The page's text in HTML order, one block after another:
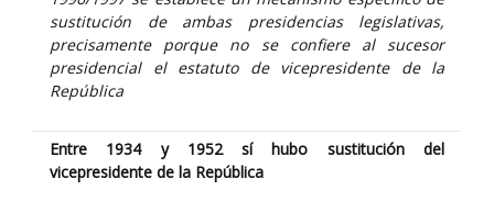
sustitución de ambas presidencias legislativas,
precisamente porque no se confiere al sucesor
presidencial el estatuto de vicepresidente de la
República
Entre 1934 y 1952 sí hubo sustitución del
vicepresidente de la República